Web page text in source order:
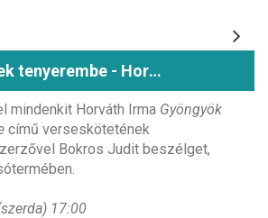
Gyöngyök esnek tenyerembe - Horváth Irma könyvbemutatója
mindenkit Horváth Irma Gyöngyök
című verseskötetének
Bokros Judit beszélget,
17:00